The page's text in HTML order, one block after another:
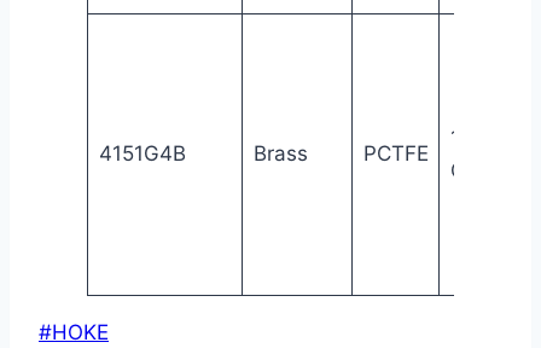
4151G4B Brass PCTFE
1/4″
Gyrolok®
文
#HOKE